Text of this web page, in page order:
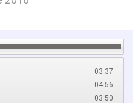
03:37
04:56
03:50